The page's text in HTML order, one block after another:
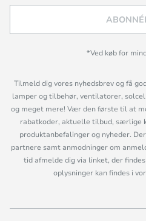
*Ved køb for
Tilmeld dig vores nyhedsbrev og få
lamper og tilbehør, ventilatorer,
og meget mere! Vær den første til at
rabatkoder, aktuelle tilbud, særlige
produktanbefalinger og nyheder.
partnere samt anmodninger om
tid afmelde dig via linket, der
oplysninger kan findes i